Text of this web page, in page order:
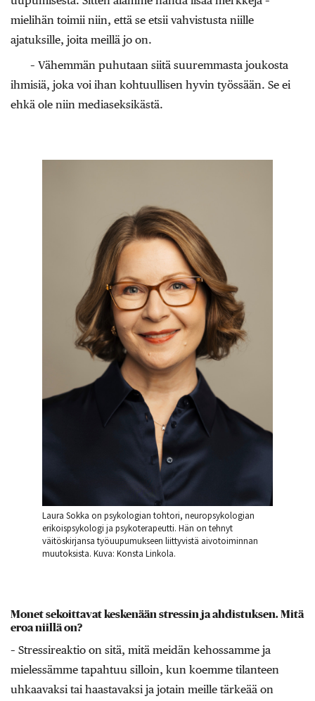
mielihän toimii niin, että se etsii vahvistusta niille
ajatuksille, joita meillä jo on.
– Vähemmän puhutaan siitä suuremmasta joukosta
ihmisiä, joka voi ihan kohtuullisen hyvin työssään. Se ei
ehkä ole niin mediaseksikästä.
Laura Sokka on psykologian tohtori, neuropsykologian
erikoispsykologi ja psykoterapeutti. Hän on tehnyt
väitöskirjansa työuupumukseen liittyvistä aivotoiminnan
muutoksista. Kuva: Konsta Linkola.
Monet sekoittavat keskenään stressin ja ahdistuksen. Mitä
eroa niillä on?
– Stressireaktio on sitä, mitä meidän kehossamme ja
mielessämme tapahtuu silloin, kun koemme tilanteen
uhkaavaksi tai haastavaksi ja jotain meille tärkeää on